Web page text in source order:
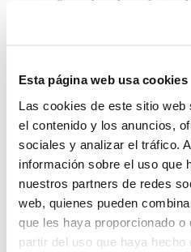
Esta página web usa cookies
Las cookies de este sitio
el contenido y los anuncios,
sociales y analizar el tráfico.
información sobre el uso que
nuestros partners de redes
web, quienes pueden
que les haya proporcionado o
partir del uso que haya hecho
Este año, Valencia es la
en el marco de este
celebrará en Valencia los
2011 en el Complejo
Coincidiendo con el Año
congreso reflexionará sobre
en el ámbito del deporte,
uno de los aspectos que
favorece su progreso.